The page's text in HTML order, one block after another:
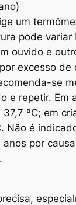
um
pode variar
ouvido e
excesso de
se
e repetir. Em
ºC; em
Não é
por